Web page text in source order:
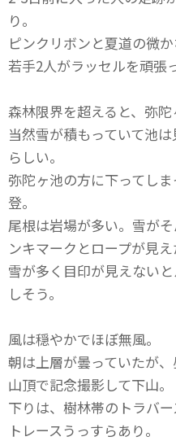
り。
ピンクリボンと夏道の微
若手2人がラッセルを頑張
森林限界を超えると、弥陀
当然雪が積もっていて池
らしい。
弥陀ヶ池の方に下ってし
登。
尾根は岩場が多い。雪が
ンキマークとロープが見え
雪が多く目印が見えない
しそう。
風は穏やかでほぼ無風。
朝は上層が曇っていたが、
山頂で記念撮影して下山。
下りは、樹林帯のトラバー
トレースうっすらあり。